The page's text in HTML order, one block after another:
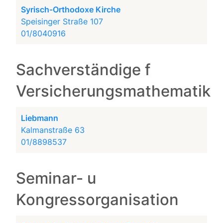
Syrisch-Orthodoxe Kirche
Speisinger Straße 107
01/8040916
Sachverständige f
Versicherungsmathematik
Liebmann
Kalmanstraße 63
01/8898537
Seminar- u
Kongressorganisation